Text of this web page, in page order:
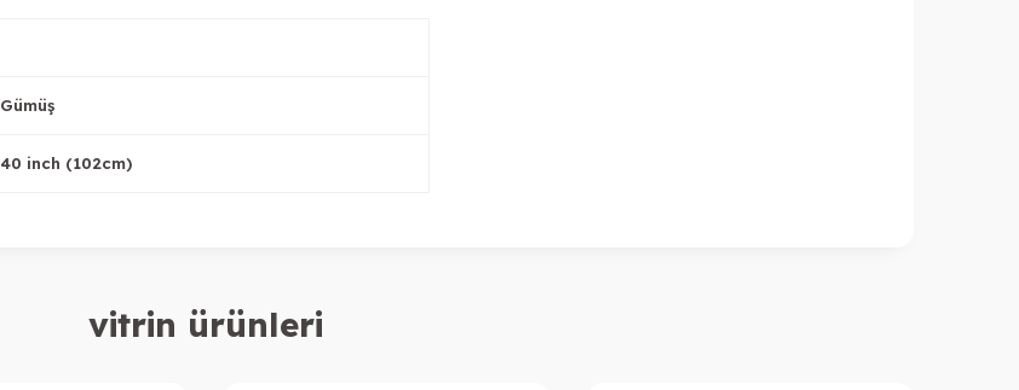
Gümüş
40 inch (102cm)
vitrin ürünleri